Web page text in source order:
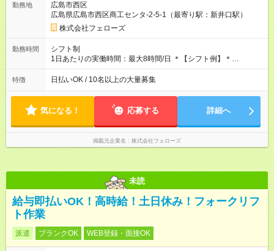
たいという人もいると思います。このあたりは柔軟に対応する
ので、お気軽にご相談ください！ ※2ヶ月の試用期間がありま
す。その間の給与・待遇に変更はありません。 【試用期間】試
用期間あり 試用期間の長さ：2ヶ月 雇用形態、給与は本採用時
と同じです。
勤務地
広島市西区
広島県広島市西区商工センタ-2-5-1（最寄り駅：新井口駅）
株式会社フェローズ
勤務時間
シフト制
1日あたりの実働時間：最大8時間/日 ＊【シフト例】＊
(1) 10:00～19:00 (2) 11:00～20:00 (3) 12:00～21:00 など ◎
いずれも実働8時間・休憩1時間です。中抜けシフトなどはあり
たい」などあれば相談に応じますのでおっしゃってください！
特徴 日払いOK / 10名以上の大量募集
気になる！ 応募する 詳細へ
掲載元企業名 株式会社フェローズ
未読
給与即払いOK！高時給！土日休み！フォークリフ
ト作業
派遣 ブランクOK WEB登録・面接OK